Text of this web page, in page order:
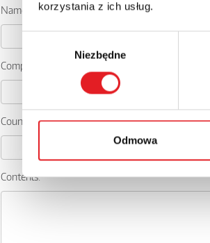
korzystania z ich usług.
Niezbędne
Odmowa
Name: *
Company:
Country:
Contents: *